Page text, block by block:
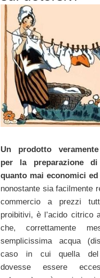
Un prodotto
per la preparazione di
quanto mai economici
nonostante sia facilmente
commercio a prezzi
proibitivi, è l’acido citrico
che, correttamente
semplicissima acqua
caso in cui quella del
dovesse essere